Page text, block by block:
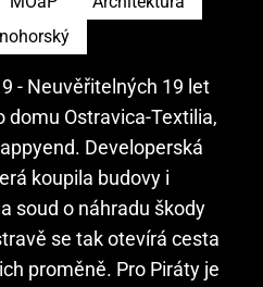
- Neuvěřitelných 19 let
domu Ostravica-Textilia,
Developerská
koupila budovy i
soud o náhradu škody
se tak otevírá cesta
proměně. Pro Piráty je